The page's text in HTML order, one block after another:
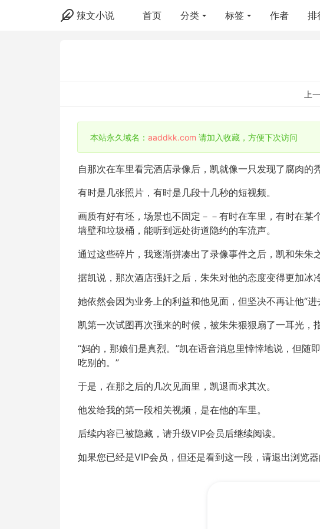
辣文小说 首页 分类 标签 作者 排
上
本站永久域名： aaddkk.com 请加入收藏，方便下次访问
自那次在车里看完酒店录像后，凯就像一只发现了腐肉的
有时是几张照片，有时是几段十几秒的短视频。
画质有好有坯，场景也不固定－－有时在车里，有时在
墙壁和垃圾桶，能听到远处街道隐约的车流声。
通过这些碎片，我逐渐拼凑出了录像事件之后，凯和朱朱
据凯说，那次酒店强奸之后，朱朱对他的态度变得更加冰冷
她依然会因为业务上的利益和他见面，但坚决不再让他“进
凯第一次试图再次强来的时候，被朱朱狠狠扇了一耳光，
“妈的，那娘们是真烈。”凯在语音消息里悻悻地说，但
吃别的。”
于是，在那之后的几次见面里，凯退而求其次。
他发给我的第一段相关视频，是在他的车里。
后续内容已被隐藏，请升级VIP会员后继续阅读。
如果您已经是VIP会员，但还是看到这一段，请退出浏览器